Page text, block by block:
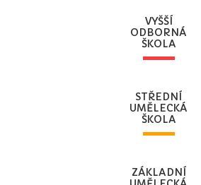
VYŠŠÍ
ODBORNÁ
ŠKOLA
STŘEDNÍ
UMĚLECKÁ
ŠKOLA
ZÁKLADNÍ